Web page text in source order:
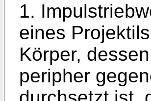
1.
eines
Körper,
peripher